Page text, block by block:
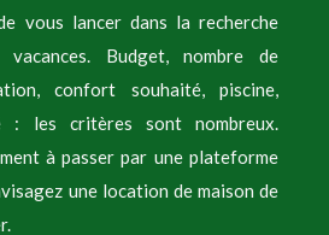
vous lancer dans la recherche
Budget, nombre de
confort souhaité, piscine,
: les critères sont nombreux.
à passer par une plateforme
une location de maison de